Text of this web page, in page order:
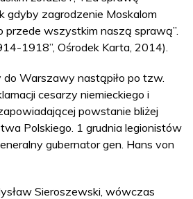
gdyby zagrodzenie Moskalom
przede wszystkim naszą sprawą”.
1918”, Ośrodek Karta, 2014).
do Warszawy nastąpiło po tzw.
cesarzy niemieckiego i
powstanie bliżej
Polskiego. 1 grudnia legionistów
gubernator gen. Hans von
Sieroszewski, wówczas